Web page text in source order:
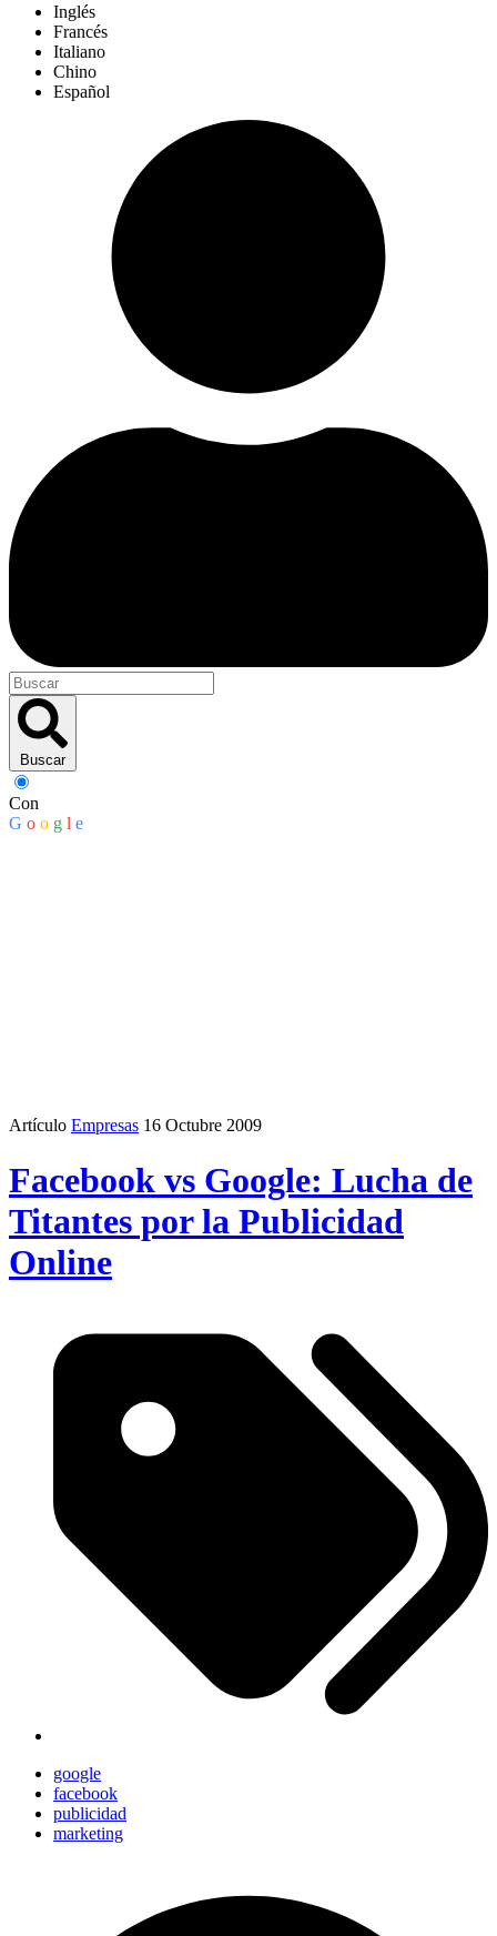
Inglés
Francés
Italiano
Chino
Español
Buscar
Con
G o o g l e
Artículo Empresas 16 Octubre 2009
Facebook vs Google: Lucha de
Titantes por la Publicidad
Online
google
facebook
publicidad
marketing